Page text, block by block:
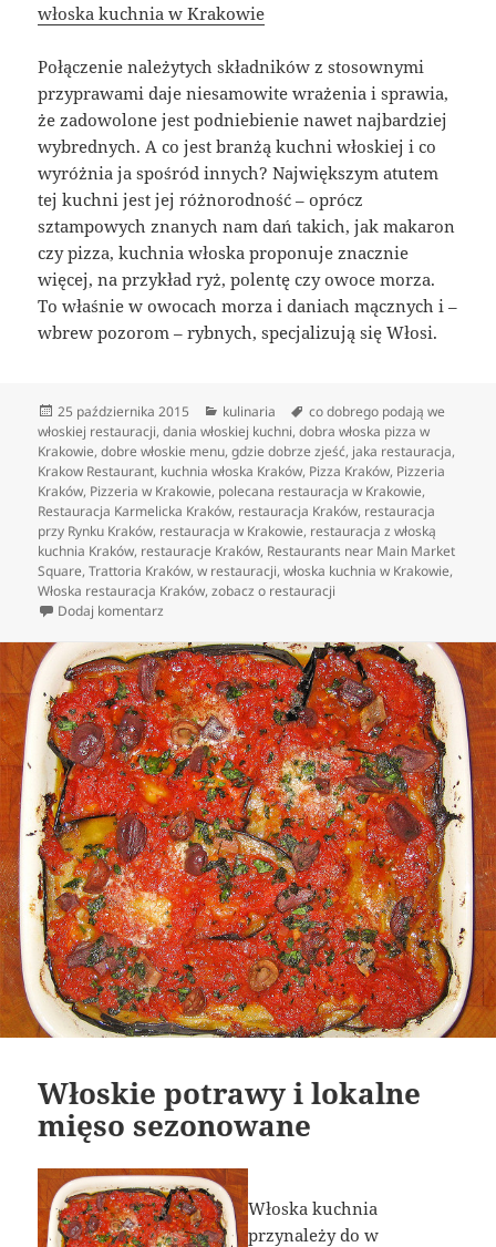
włoska kuchnia w Krakowie
Połączenie należytych składników z stosownymi
przyprawami daje niesamowite wrażenia i sprawia,
że zadowolone jest podniebienie nawet najbardziej
wybrednych. A co jest branżą kuchni włoskiej i co
wyróżnia ja spośród innych? Największym atutem
tej kuchni jest jej różnorodność – oprócz
sztampowych znanych nam dań takich, jak makaron
czy pizza, kuchnia włoska proponuje znacznie
więcej, na przykład ryż, polentę czy owoce morza.
To właśnie w owocach morza i daniach mącznych i –
wbrew pozorom – rybnych, specjalizują się Włosi.
Data
publikacji
25 października 2015 Kategorie
kulinaria Tagi
co dobrego podają we
włoskiej restauracji,dania włoskiej kuchni,dobra włoska pizza w
Krakowie,dobre włoskie menu,gdzie dobrze zjeść, jaka restauracja,
Krakow Restaurant, kuchnia włoska Kraków, Pizza Kraków, Pizzeria
Kraków, Pizzeria w Krakowie, polecana restauracja w Krakowie,
Restauracja Karmelicka Kraków, restauracja Kraków, restauracja
przy Rynku Kraków, restauracja w Krakowie, restauracja z włoską
kuchnia Kraków, restauracje Kraków, Restaurants near Main Market
Square,Trattoria Kraków,w restauracji,włoska kuchnia w Krakowie,
Włoska restauracja Kraków,zobacz o restauracji
Dodaj komentarz
Włoskie potrawy i lokalne
mięso sezonowane
Włoska kuchnia
przynależy do w